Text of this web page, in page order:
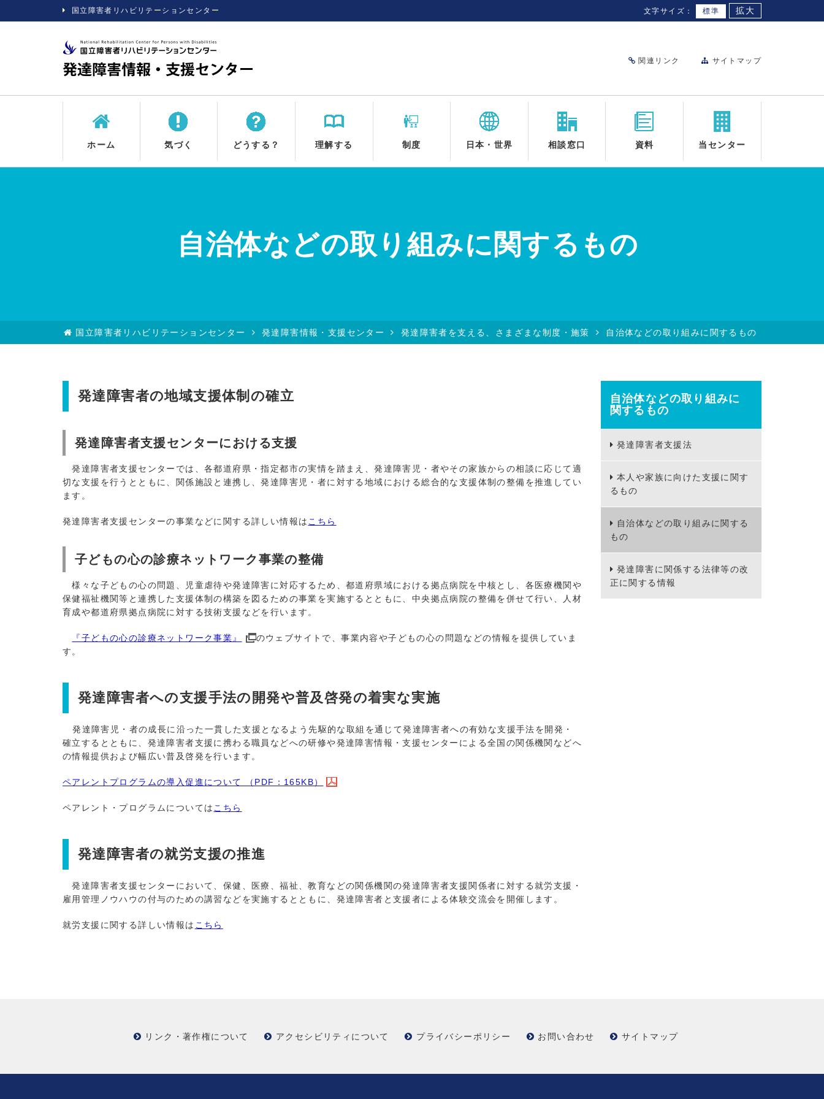
国立障害者リハビリテーションセンター 文字サイズ： 標準 拡大
関連リンク サイトマップ
ホーム 気づく どうする？ 理解する 制度 日本・世界 相談窓口 資料 当センター
自治体などの取り組みに関するもの
国立障害者リハビリテーションセンター 発達障害情報・支援センター 発達障害者を支える、さまざまな制度・施策 自治体などの取り組みに関するもの
発達障害者の地域支援体制の確立
発達障害者支援センターにおける支援
発達障害者支援センターでは、各都道府県・指定都市の実情を踏まえ、発達障害児・者やその家族からの相談に応じて適
切な支援を行うとともに、関係施設と連携し、発達障害児・者に対する地域における総合的な支援体制の整備を推進してい
ます。
発達障害者支援センターの事業などに関する詳しい情報は こちら
子どもの心の診療ネットワーク事業の整備
様々な子どもの心の問題、児童虐待や発達障害に対応するため、都道府県域における拠点病院を中核とし、各医療機関や
保健福祉機関等と連携した支援体制の構築を図るための事業を実施するとともに、中央拠点病院の整備を併せて行い、人材
育成や都道府県拠点病院に対する技術支援などを行います。
『子どもの心の診療ネットワーク事業』
のウェブサイトで、事業内容や子どもの心の問題などの情報を提供していま
す。
発達障害者への支援手法の開発や普及啓発の着実な実施
発達障害児・者の成長に沿った一貫した支援となるよう先駆的な取組を通じて発達障害者への有効な支援手法を開発・
確立するとともに、発達障害者支援に携わる職員などへの研修や発達障害情報・支援センターによる全国の関係機関などへ
の情報提供および幅広い普及啓発を行います。
ペアレントプログラムの導入促進について （PDF：165KB）
ペアレント・プログラムについては こちら
発達障害者の就労支援の推進
発達障害者支援センターにおいて、保健、医療、福祉、教育などの関係機関の発達障害者支援関係者に対する就労支援・
雇用管理ノウハウの付与のための講習などを実施するとともに、発達障害者と支援者による体験交流会を開催します。
就労支援に関する詳しい情報は こちら
自治体などの取り組みに
関するもの
発達障害者支援法
本人や家族に向けた支援に関す
るもの
自治体などの取り組みに関する
もの
発達障害に関係する法律等の改
正に関する情報
リンク・著作権について アクセシビリティについて プライバシーポリシー お問い合わせ サイトマップ